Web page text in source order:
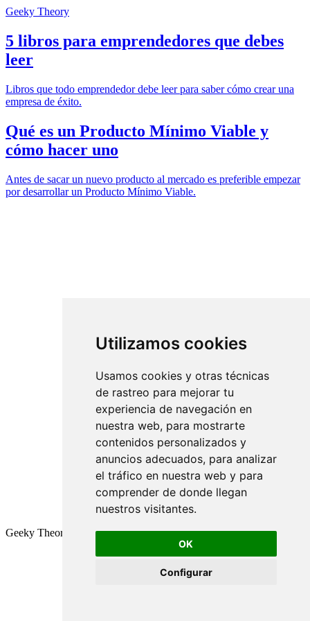
Utilizamos cookies
Usamos cookies y otras técnicas
de rastreo para mejorar tu
experiencia de navegación en
nuestra web, para mostrarte
contenidos personalizados y
anuncios adecuados, para analizar
el tráfico en nuestra web y para
comprender de donde llegan
nuestros visitantes.
OK
Configurar
Geeky Theory
5 libros para emprendedores que debes
leer
Libros que todo emprendedor debe leer para saber cómo crear una
empresa de éxito.
Qué es un Producto Mínimo Viable y
cómo hacer uno
Antes de sacar un nuevo producto al mercado es preferible empezar
por desarrollar un Producto Mínimo Viable.
Geeky Theory © 2026